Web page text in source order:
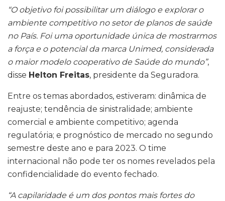
“O objetivo foi possibilitar um diálogo e explorar o
ambiente competitivo no setor de planos de saúde
no País. Foi uma oportunidade única de mostrarmos
a força e o potencial da marca Unimed, considerada
o maior modelo cooperativo de Saúde do mundo”,
disse Helton Freitas, presidente da Seguradora.
Entre os temas abordados, estiveram: dinâmica de
reajuste; tendência de sinistralidade; ambiente
comercial e ambiente competitivo; agenda
regulatória; e prognóstico de mercado no segundo
semestre deste ano e para 2023. O time
internacional não pode ter os nomes revelados pela
confidencialidade do evento fechado.
“A capilaridade é um dos pontos mais fortes do